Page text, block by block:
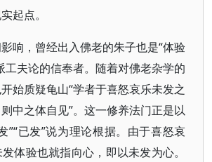
起点。
响，曾经出入佛老的朱子也是“体验
工夫论的信奉者。随着对佛老杂学的
始质疑龟山“学者于喜怒哀乐未发之
中之体自见”。这一修养法门正是以
”“已发”说为理论根据。由于喜怒哀
体验也就指向心，即以未发为心。